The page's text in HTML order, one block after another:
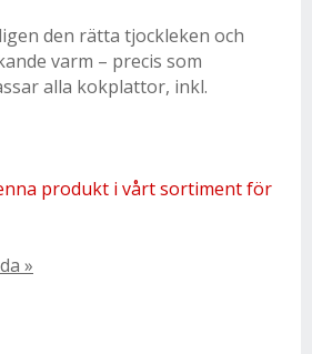
den rätta tjockleken och
varm – precis som
alla kokplattor, inkl.
produkt i vårt sortiment för
»